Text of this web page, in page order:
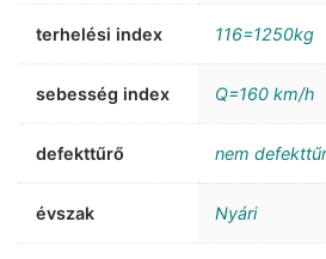
terhelési index 116=1250kg
sebesség index Q=160 km/h
defekttűrő nem
évszak Nyári